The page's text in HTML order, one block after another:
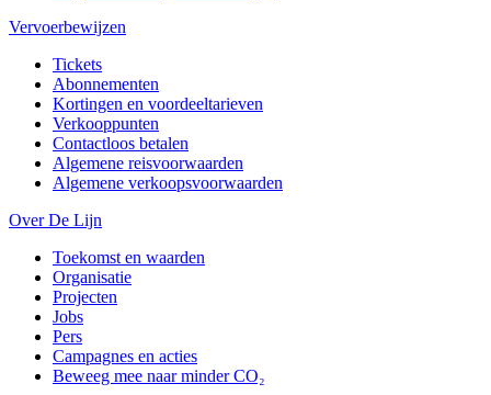
Vervoerbewijzen
Tickets
Abonnementen
Kortingen en voordeeltarieven
Verkooppunten
Contactloos betalen
Algemene reisvoorwaarden
Algemene verkoopsvoorwaarden
Over De Lijn
Toekomst en waarden
Organisatie
Projecten
Jobs
Pers
Campagnes en acties
Beweeg mee naar minder CO₂